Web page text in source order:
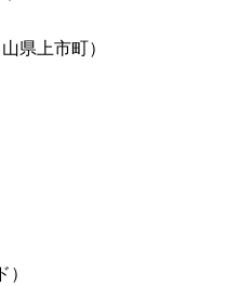
県上市町）